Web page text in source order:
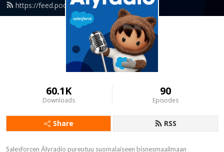
https://feed.podbean.com/alyradio/feed.xml
60.1K
Downloads
90
Episodes
Share RSS
Salesforcen Älyradio pureutuu suomalaiseen bisnesmaailmaan